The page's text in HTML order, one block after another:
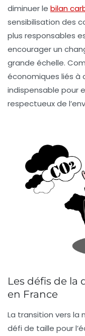
diminuer le bilan
sensibilisation des
plus responsables
encourager un
grande échelle.
économiques liés
indispensable pour
respectueux de
Les défis de
en France
La transition vers la
défi de taille pour